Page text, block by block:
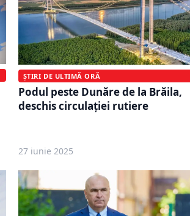
ȘTIRI DE ULTIMĂ ORĂ
Podul peste Dunăre de la Brăila,
deschis circulației rutiere
27 iunie 2025